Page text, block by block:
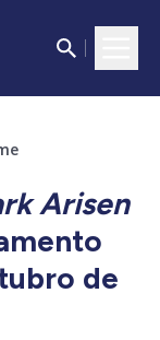
Arisen
de